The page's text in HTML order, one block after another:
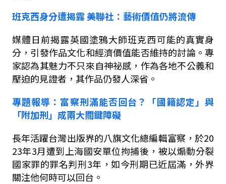
班克西身分遭揭露美聯社：藝術價值仍將流傳
媒體日前揭露英國塗鴉大師班克西可能的真實身
分，引發作品文化和經濟價值能否維持的討論。專
家認為其魅力不只來自神祕感，作為各地不公義和
壓迫的見證者，其作品仍發人深省。
專題報導 ：富察刑滿能否回台？「國籍認定」與
「附加刑」成兩大關鍵障礙
長年活躍台灣出版界的八旗文化總編輯富察，於20
23年3月遭到上海國安單位拘捕後，被以煽動分裂
國家罪的罪名判刑3年，如今刑期已近屆滿，外界
關注他何時可以回台。